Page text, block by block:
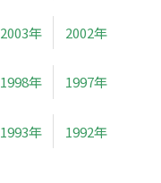
2003年 2002年
1998年 1997年
1993年 1992年